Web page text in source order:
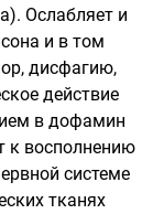
Ослабляет и
и в том
дисфагию,
действие
в дофамин
к восполнению
системе
тканях